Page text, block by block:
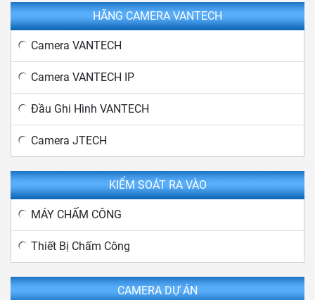
HÃNG CAMERA VANTECH
Camera VANTECH
Camera VANTECH IP
Đầu Ghi Hình VANTECH
Camera JTECH
KIỂM SOÁT RA VÀO
MÁY CHẤM CÔNG
Thiết Bị Chấm Công
CAMERA DỰ ÁN